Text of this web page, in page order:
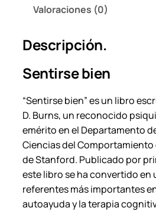
a
i
D
.
B
u
r
n
s
.
Valoraciones (0)
Descripción.
Sentirse bien
“Sentirse bien” es un libro
D. Burns, un reconocido
emérito en el Departamento
Ciencias del Comportamiento
de Stanford. Publicado por
este libro se ha convertido en
referentes más importantes
autoayuda y la terapia